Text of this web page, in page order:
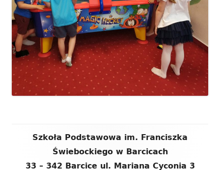
Zawartość
Szkoła Podstawowa im. Franciszka
Świebockiego w Barcicach
33 – 342 Barcice ul. Mariana Cyconia 3